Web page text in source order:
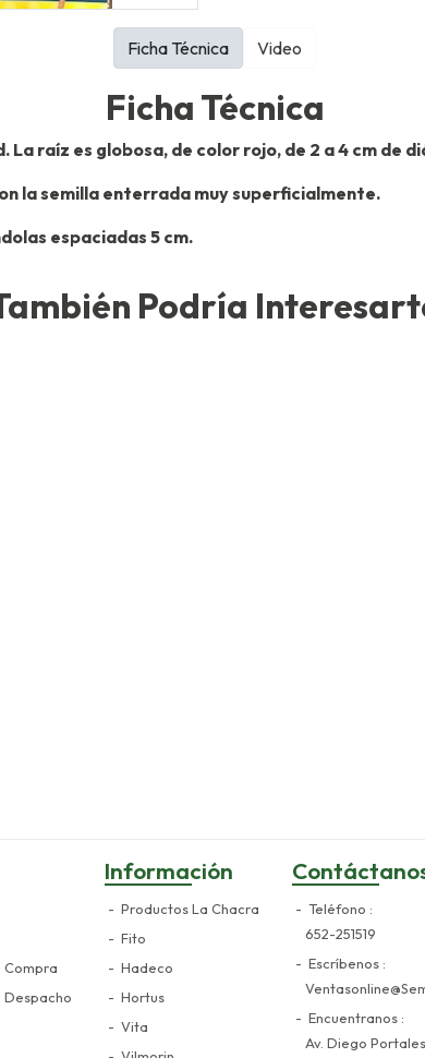
Ficha Técnica
raíz es globosa, de color rojo, de 2 a 4 cm de
la semilla enterrada muy superficialmente.
espaciadas 5 cm.
Ficha Técnica Video
Podría
Compra
Despacho
Información
Productos La Chacra
Fito
Hadeco
Hortus
Vita
Teléfono
652-251519
Escríbenos
Encuentranos
Av. Diego